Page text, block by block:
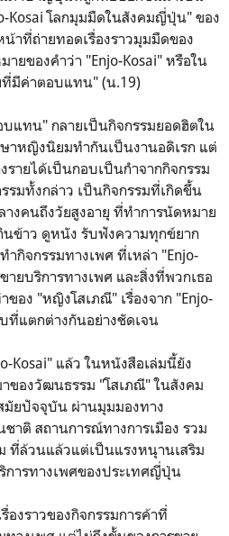
Kosai โลกมุมมืดในสังคมญี่ปุ่น" ของ
ที่ถ่ายทอดเรื่องราวมุมมืดของ
ยของคำว่า "Enjo-Kosai" หรือใน
ที่มีค่าตอบแทน" (น.19)
น" กลายเป็นกิจกรรมยอดฮิตใน
หญิงนิยมทำกันเป็นงานอดิเรก แต่
รายได้เป็นกอบเป็นกำจากกิจกรรม
รมทั้งกล่าว เป็นกิจกรรมที่เกิดขึ้น
งคนถึงวัยสูงอายุ ที่ทำการนัดหมาย
ข้าว ดูหนัง รับฟังความทุกข์ยาก
กิจกรรมทางเพศ ที่เหล่า "Enjo-
ายบริการทางเพศ และสิ่งที่พวกเธอ
ของ "หญิงโสเภณี" เรื่องจาก "Enjo-
ที่แตกต่างกันอย่างชัดเจน
แล้ว ในหนังสือเล่มนี้ยัง
ของวัฒนธรรม "โสเภณี" ในสังคม
ยปัจจุบัน ผ่านมุมมองทาง
าติ สถานการณ์ทางการเมือง รวม
ที่ล้วนแล้วแต่เป็นแรงหนุานเสริม
การทางเพศของประเทศญี่ปุ่น
ราวของกิจกรรมการค้าที่